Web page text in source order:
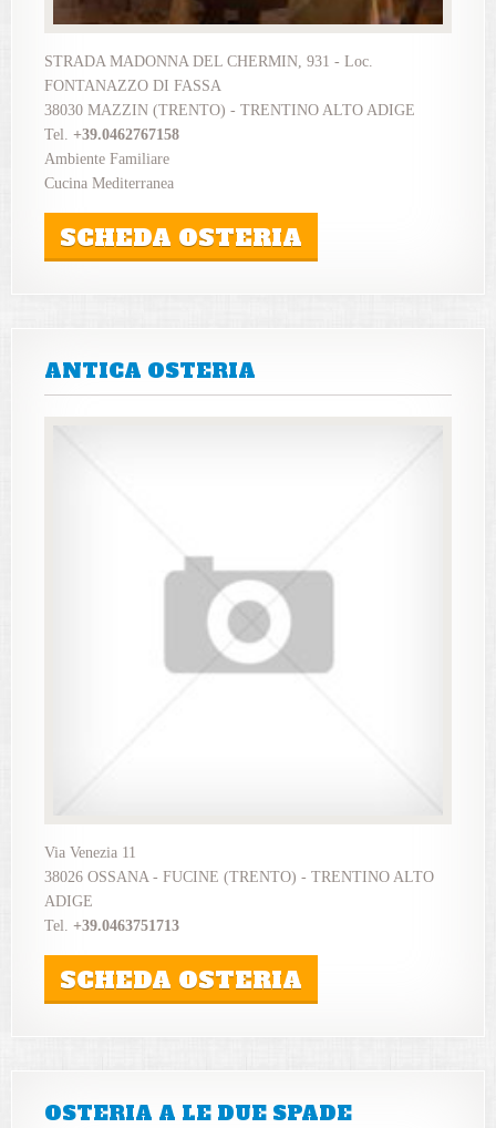
STRADA MADONNA DEL CHERMIN, 931 - Loc.
FONTANAZZO DI FASSA
38030 MAZZIN (TRENTO) - TRENTINO ALTO ADIGE
Tel. +39.0462767158
Ambiente Familiare
Cucina Mediterranea
SCHEDA OSTERIA
ANTICA OSTERIA
Via Venezia 11
38026 OSSANA - FUCINE (TRENTO) - TRENTINO ALTO
ADIGE
Tel. +39.0463751713
SCHEDA OSTERIA
OSTERIA A LE DUE SPADE